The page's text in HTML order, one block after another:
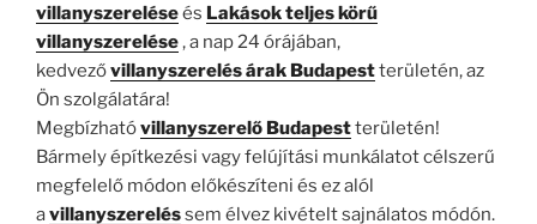
villanyszereléseés Lakások teljes körű
villanyszerelése, a nap 24 órájában,
kedvezővillanyszerelés árak Budapestterületén, az
Ön szolgálatára!
Megbízhatóvillanyszerelő Budapestterületén!
Bármely építkezési vagy felújítási munkálatot célszerű
megfelelő módon előkészíteni és ez alól
avillanyszereléssem élvez kivételt sajnálatos módón.